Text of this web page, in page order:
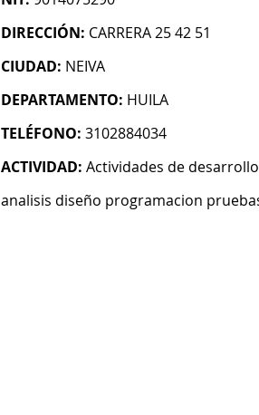
DIRECCIÓN: CARRERA 25 42 51
CIUDAD: NEIVA
DEPARTAMENTO: HUILA
TELÉFONO: 3102884034
ACTIVIDAD: Actividades de
analisis diseño programacion